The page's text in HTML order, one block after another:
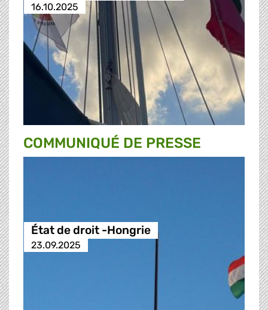
16.10.2025
COMMUNIQUÉ DE PRESSE
État de droit -Hongrie
23.09.2025